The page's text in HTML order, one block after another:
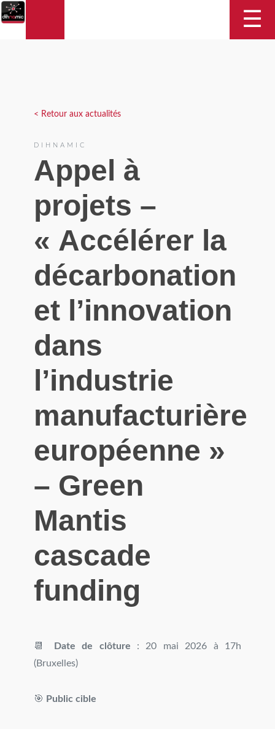
DIHNAMIC
☰
< Retour aux actualités
DIHNAMIC
Appel à
projets –
« Accélérer la
décarbonation
et l’innovation
dans
l’industrie
manufacturière
européenne »
– Green
Mantis
cascade
funding
📆 Date de clôture : 20 mai 2026 à 17h
(Bruxelles)
🎯 Public cible